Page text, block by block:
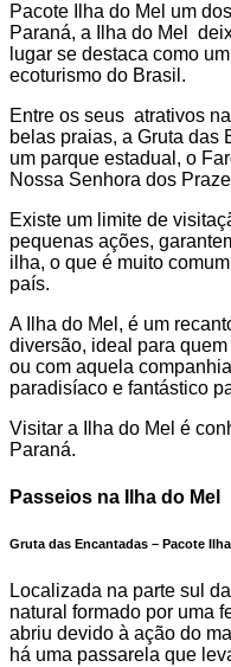
Pacote Ilha do Mel um
Paraná, a Ilha do Mel
lugar se destaca como
ecoturismo do Brasil.
Entre os seus atrativos
belas praias, a Gruta das
um parque estadual, o
Nossa Senhora dos
Existe um limite de
pequenas ações,
ilha, o que é muito
país.
A Ilha do Mel, é um
diversão, ideal para
ou com aquela
paradisíaco e fantástico
Visitar a Ilha do Mel é
Paraná.
Passeios na Ilha do Mel
Gruta das Encantadas – Pacote Ilha
Localizada na parte sul
natural formado por uma
abriu devido à ação do
há uma passarela que